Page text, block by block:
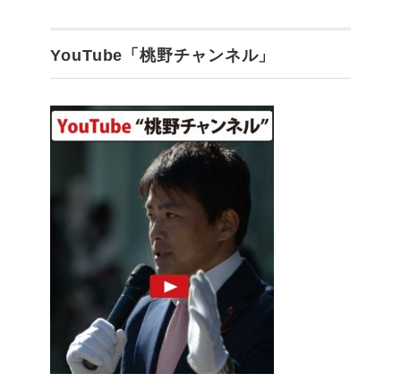
YouTube「桃野チャンネル」